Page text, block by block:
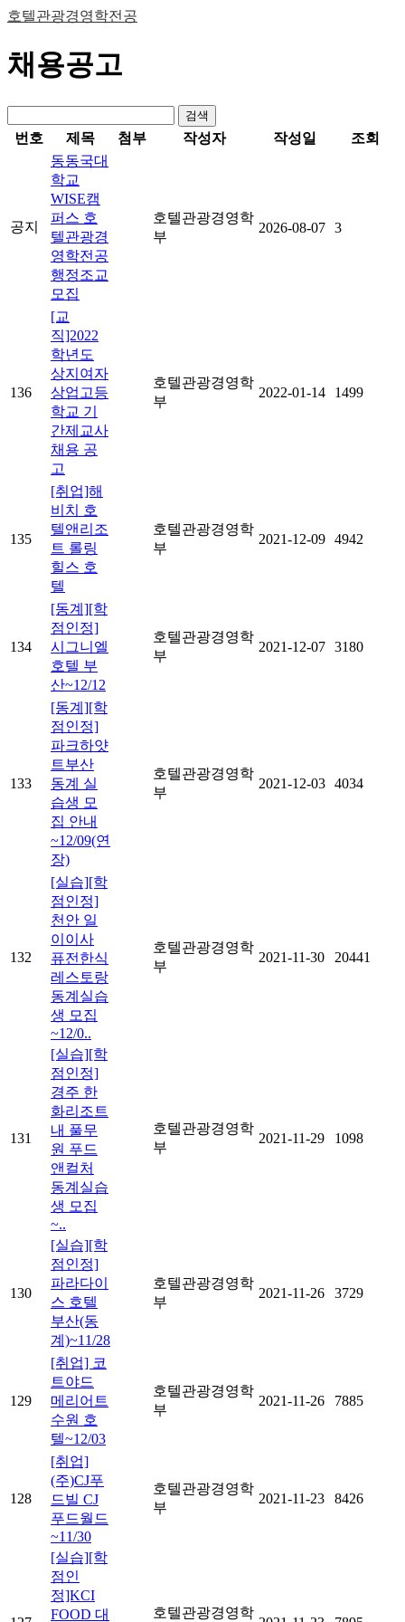
호텔관광경영학전공
채용공고
검색
번호 제목 첨부 작성자 작성일 조회
공지
동동국대
학교
WISE캠
퍼스 호
텔관광경
영학전공
행정조교
모집
호텔관광경영학
부
2026-08-07 3
136
[교
직]2022
학년도
상지여자
상업고등
학교 기
간제교사
채용 공
고
호텔관광경영학
부
2022-01-14 1499
135
[취업]해
비치 호
텔앤리조
트 롤링
힐스 호
텔
호텔관광경영학
부
2021-12-09 4942
134
[동계][학
점인정]
시그니엘
호텔 부
산~12/12
호텔관광경영학
부
2021-12-07 3180
133
[동계][학
점인정]
파크하얏
트부산
동계 실
습생 모
집 안내
~12/09(연
장)
호텔관광경영학
부
2021-12-03 4034
132
[실습][학
점인정]
천안 일
이이사
퓨전한식
레스토랑
동계실습
생 모집
~12/0..
호텔관광경영학
부
2021-11-30 20441
131
[실습][학
점인정]
경주 한
화리조트
내 풀무
원 푸드
앤컬처
동계실습
생 모집
~..
호텔관광경영학
부
2021-11-29 1098
130
[실습][학
점인정]
파라다이
스 호텔
부산(동
계)~11/28
호텔관광경영학
부
2021-11-26 3729
129
[취업] 코
트야드
메리어트
수원 호
텔~12/03
호텔관광경영학
부
2021-11-26 7885
128
[취업]
(주)CJ푸
드빌 CJ
푸드월드
~11/30
호텔관광경영학
부
2021-11-23 8426
[실습][학
점인
정]KCI
FOOD 대
호텔관광경영학